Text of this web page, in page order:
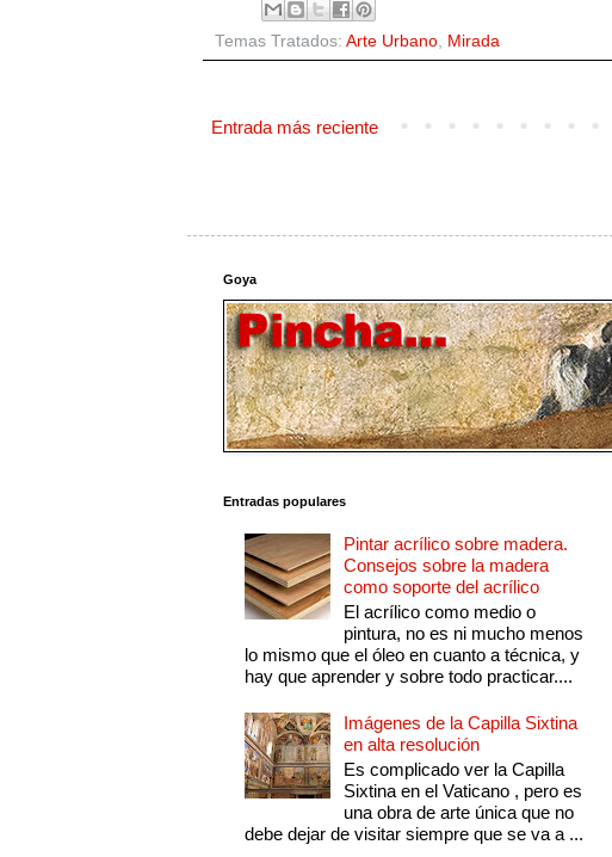
Temas Tratados: Arte Urbano, Mirada
Entrada más reciente
Goya
Entradas populares
Pintar acrílico sobre madera.
Consejos sobre la madera
como soporte del acrílico
El acrílico como medio o
pintura, no es ni mucho menos
lo mismo que el óleo en cuanto a técnica, y
hay que aprender y sobre todo practicar....
Imágenes de la Capilla Sixtina
en alta resolución
Es complicado ver la Capilla
Sixtina en el Vaticano , pero es
una obra de arte única que no
debe dejar de visitar siempre que se va a ...